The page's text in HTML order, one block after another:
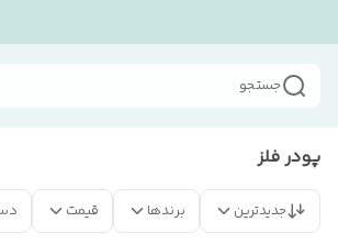
جستجو
پودر فلز
جدیدترین برندها قیمت